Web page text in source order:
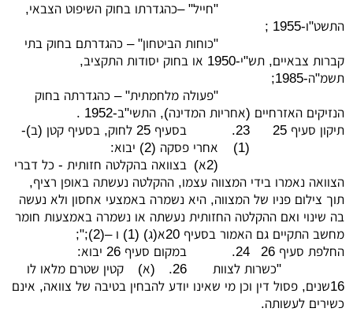
"חייל" –כהגדרתו בחוק השיפוט הצבאי,
התשט"ו-1955 ;
"כוחות הביטחון" – כהגדרתם בחוק בתי
קברות צבאיים, תש"י-1950 או בחוק יסודות התקציב,
תשמ"ה-1985;
"פעולה מלחמתית" – כהגדרתה בחוק
הנזיקים האזרחיים (אחריות המדינה), התשי"ב-1952 .
תיקון סעיף 25
23.
בסעיף 25 לחוק, בסעיף קטן (ב)-
(1)
אחרי פסקה (2) יבוא:
(2א)
בצוואה בהקלטה חזותית - כל דברי
הצוואה נאמרו בידי המצווה עצמו, ההקלטה נעשתה באופן רציף,
תוך צילום פניו של המצווה, היא נשמרה באמצעי אחסון ולא נעשה
בה שינוי ואם ההקלטה החזותית נעשתה או נשמרה באמצעות חומר
מחשב התקיים גם האמור בסעיף 20א(ג) (1) ו –(2);";
החלפת סעיף 26
24.
במקום סעיף 26 יבוא:
"כשרות לצוות
26. (א)
קטין שטרם מלאו לו
16שנים, פסול דין וכן מי שאינו יודע להבחין בטיבה של צוואה, אינם
כשירים לעשותה.